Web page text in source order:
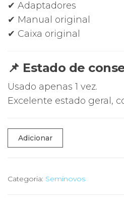
✔ Adaptadores
✔ Manual original
✔ Caixa original
📌 Estado de
Usado apenas 1 vez.
Excelente estado geral,
Quantidade
de
Powerfix
Adicionar
Categoria: Seminovos